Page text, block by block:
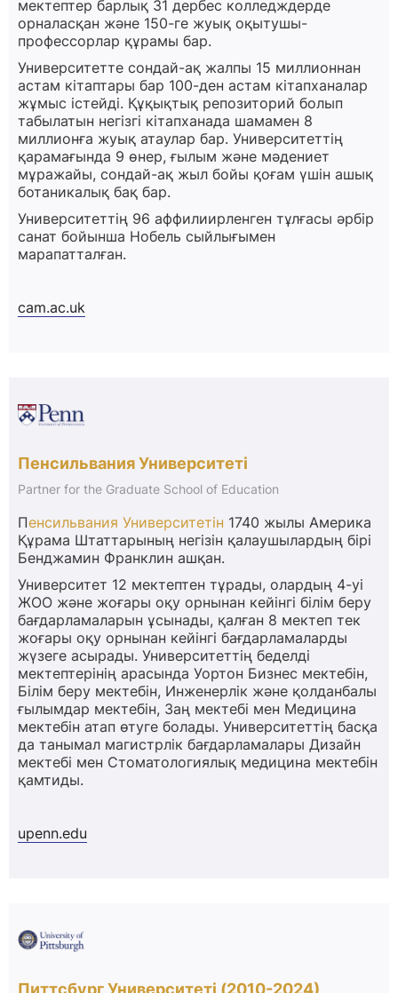
мектептер барлық 31 дербес колледждерде
орналасқан және 150-ге жуық оқытушы-
профессорлар құрамы бар.
Университетте сондай-ақ жалпы 15 миллионнан
астам кітаптары бар 100-ден астам кітапханалар
жұмыс істейді. Құқықтық репозиторий болып
табылатын негізгі кітапханада шамамен 8
миллионға жуық атаулар бар. Университеттің
қарамағында 9 өнер, ғылым және мәдениет
мұражайы, сондай-ақ жыл бойы қоғам үшін ашық
ботаникалық бақ бар.
Университеттің 96 аффилиирленген тұлғасы әрбір
санат бойынша Нобель сыйлығымен
марапатталған.
cam.ac.uk
Пенсильвания Университеті
Partner for the Graduate School of Education
Пенсильвания Университетін 1740 жылы Америка
Құрама Штаттарының негізін қалаушылардың бірі
Бенджамин Франклин ашқан.
Университет 12 мектептен тұрады, олардың 4-уі
ЖОО және жоғары оқу орнынан кейінгі білім беру
бағдарламаларын ұсынады, қалған 8 мектеп тек
жоғары оқу орнынан кейінгі бағдарламаларды
жүзеге асырады. Университеттің беделді
мектептерінің арасында Уортон Бизнес мектебін,
Білім беру мектебін, Инженерлік және қолданбалы
ғылымдар мектебін, Заң мектебі мен Медицина
мектебін атап өтуге болады. Университеттің басқа
да танымал магистрлік бағдарламалары Дизайн
мектебі мен Стоматологиялық медицина мектебін
қамтиды.
upenn.edu
Питтсбург Университеті (2010-2024)